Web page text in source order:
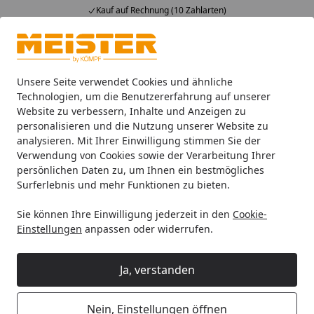
Unsere Seite verwendet Cookies und ähnliche
Technologien, um die Benutzererfahrung auf unserer
Website zu verbessern, Inhalte und Anzeigen zu
personalisieren und die Nutzung unserer Website zu
analysieren. Mit Ihrer Einwilligung stimmen Sie der
Verwendung von Cookies sowie der Verarbeitung Ihrer
persönlichen Daten zu, um Ihnen ein bestmögliches
Surferlebnis und mehr Funktionen zu bieten.
Sie können Ihre Einwilligung jederzeit in den Cookie-
Einstellungen anpassen oder widerrufen.
Ja, verstanden
Nein, Einstellungen öffnen
Kauf auf Rechnung (10 Zahlarten)
Alle Produkte
Mein Konto
Suchen
Startseite
HANDMUSTER MEISTER Designboden Rigid-Vinyl RM 500 S
HANDMUSTER MEISTER
Designboden Rigid-Vinyl RM 500 S
Electric Blues 20204